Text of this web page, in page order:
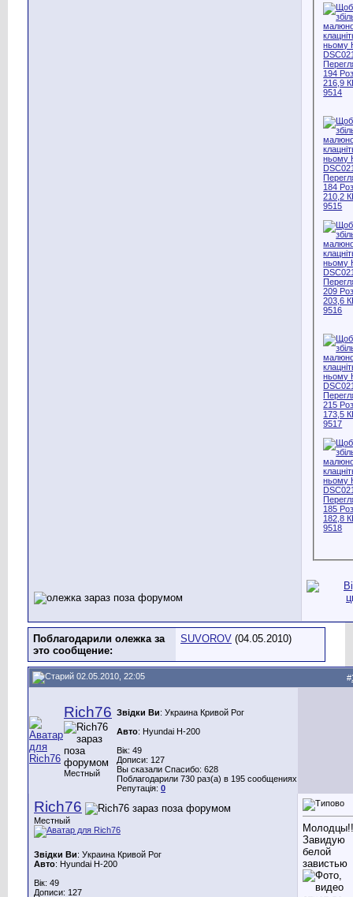
Поблагодарили олежка за
это сообщение:
SUVOROV (04.05.2010)
02.05.2010, 22:05 #
Rich76
Местный
Звідки Ви: Украина Кривой Рог
Авто: Hyundai H-200
Вік: 49
Дописи: 127
Вы сказали Спасибо: 628
Поблагодарили 730 раз(а) в 195 сообщениях
Репутація: 0
Rich76
Местный
Звідки Ви: Украина Кривой Рог
Авто: Hyundai H-200
Вік: 49
Дописи: 127
Завидую
белой
завистью